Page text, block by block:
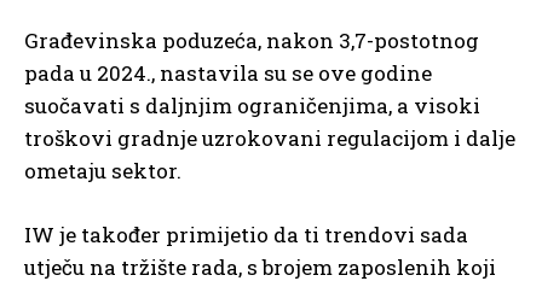
Građevinska poduzeća, nakon 3,7-postotnog
pada u 2024., nastavila su se ove godine
suočavati s daljnjim ograničenjima, a visoki
troškovi gradnje uzrokovani regulacijom i dalje
ometaju sektor.
IW je također primijetio da ti trendovi sada
utječu na tržište rada, s brojem zaposlenih koji